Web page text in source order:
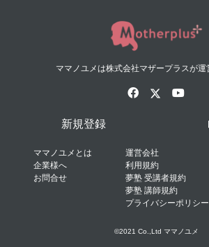
ママノユメは株式会社マザープラスが運
新規登録
ママノユメとは
企業様へ
お問合せ
運営会社
利用規約
夢塾 受講者規約
夢塾 講師規約
プライバシーポリシー
©2021 Co.,Ltd ママノユメ